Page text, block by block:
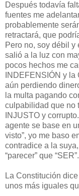
Después todavía
fuentes me
probablemente
retractará, que
Pero no, soy débil
salió a la luz con
pocos hechos me
INDEFENSIÓN y
aún perdiendo
la multa pagando
culpabilidad que no
INJUSTO y
agente se base en
visto”, yo me baso
contradice a la
“parecer” que “SER”.
La Constitución
unos más iguales